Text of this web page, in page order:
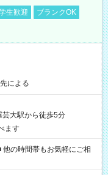
生歓迎
ブランクOK
による
芸大駅から徒歩5分
ます